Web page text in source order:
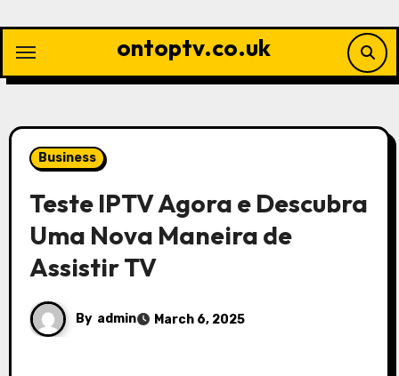
content
ontoptv.co.uk
Business
Teste IPTV Agora e Descubra
Uma Nova Maneira de
Assistir TV
By admin March 6, 2025